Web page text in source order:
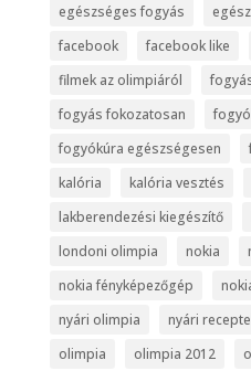
egészséges fogyás
facebook
facebook like
filmek az olimpiáról
fogyás fokozatosan
fogyókúra egészségesen
kalória
kalória vesztés
lakberendezési kiegészítő
londoni olimpia
nokia
nokia fényképezőgép
nyári olimpia
nyári
olimpia
olimpia 2012